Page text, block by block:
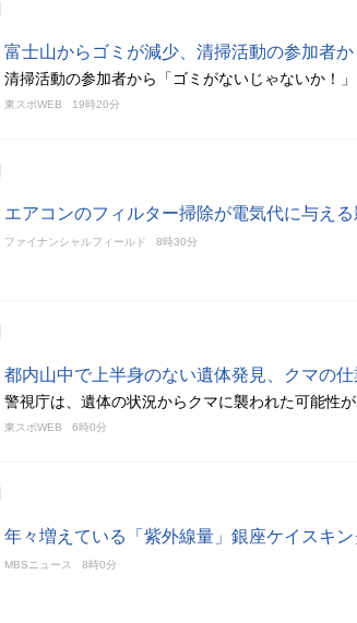
富士山からゴミが減少、清掃活動の参加者
清掃活動の参加者から「ゴミがないじゃないか！
東スポWEB 19時20分
エアコンのフィルター掃除が電気代に与え
ファイナンシャルフィールド 8時30分
都内山中で上半身のない遺体発見、クマの
警視庁は、遺体の状況からクマに襲われた可能性
東スポWEB 6時0分
年々増えている「紫外線量」銀座ケイスキ
MBSニュース 8時0分